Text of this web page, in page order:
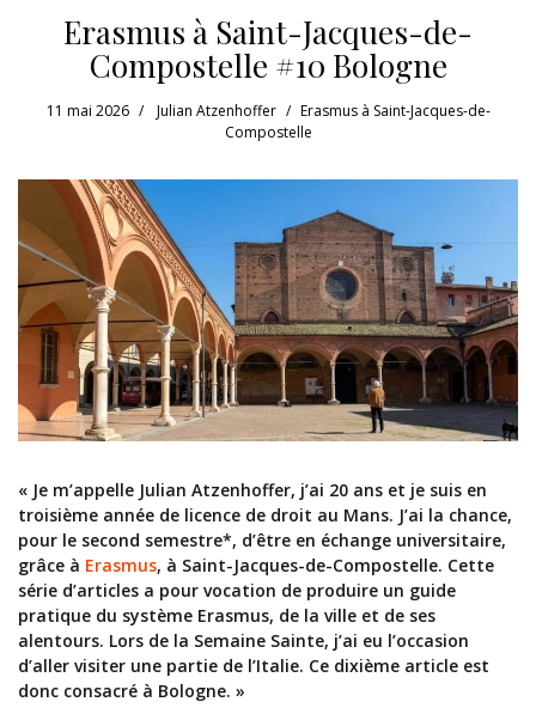
Erasmus à Saint-Jacques-de-
Compostelle #10 Bologne
11 mai 2026 Julian Atzenhoffer
Erasmus à Saint-Jacques-de-
Compostelle
« Je m’appelle Julian Atzenhoffer, j’ai 20 ans et je suis en
troisième année de licence de droit au Mans. J’ai la chance,
pour le second semestre*, d’être en échange universitaire,
grâce à Erasmus, à Saint-Jacques-de-Compostelle. Cette
série d’articles a pour vocation de produire un guide
pratique du système Erasmus, de la ville et de ses
alentours. Lors de la Semaine Sainte, j’ai eu l’occasion
d’aller visiter une partie de l’Italie. Ce dixième article est
donc consacré à Bologne. »